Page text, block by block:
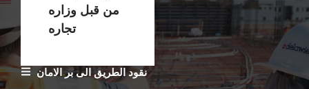
نقود الطريق الى بر الامان
من قبل وزاره
تجاره